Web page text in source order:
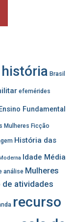
Brasil
efemérides
Ensino Fundamental
Mulheres Ficção
História das
Idade Média
análise Mulheres
de atividades
recurso